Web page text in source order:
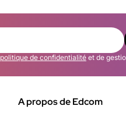
politique de confidentialité et de
A propos de Edcom